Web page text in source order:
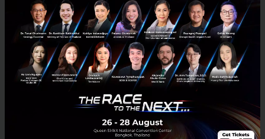
'Project Deal' เมื่อ Anthropic ปล่อย AI ต่อรองซื้อขายของ
แทนมนุษย์ โมเดลแพง ได้ดีลดี โมเดลถูก แพ้แบบไม่รู้ตัว
ลองนึกภาพว่าเช้าวันหนึ่งคุณตื่นมาแล้วพบว่า AI ผู้ช่วยส่วนตัวของคุณซื้อ